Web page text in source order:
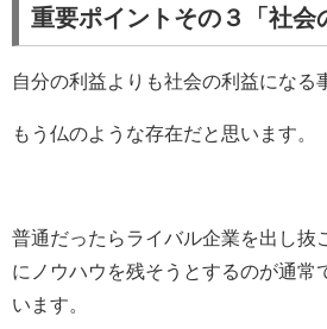
重要ポイントその３「社会
自分の利益よりも社会の利益になる
もう仏のような存在だと思います。
普通だったらライバル企業を出し抜
にノウハウを残そうとするのが通常
います。